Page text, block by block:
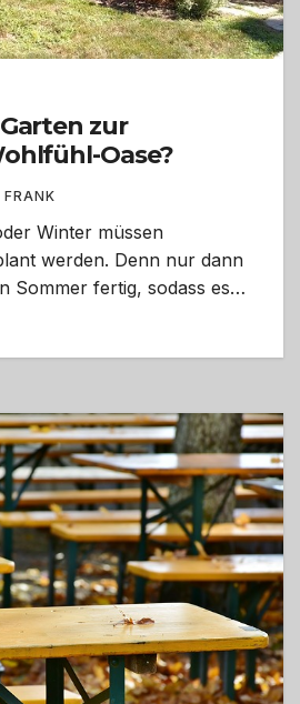
zur
Oase?
FRANK
Winter müssen
werden. Denn nur dann
Sommer fertig, sodass es…